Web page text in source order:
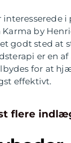
interesserede i
by
godt sted at
er en af
for at
effektivt.
flere